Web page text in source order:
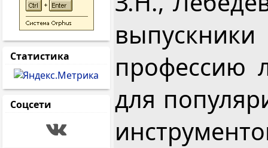
Статистика
Соцсети
профессию
для